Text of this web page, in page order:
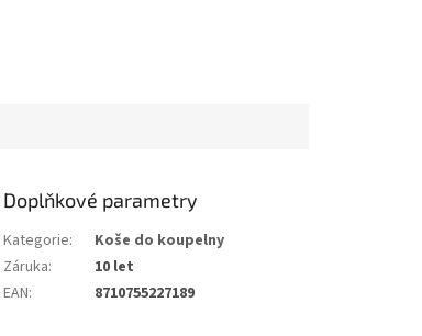
Doplňkové parametry
Kategorie:
Koše do koupelny
Záruka:
10 let
EAN: 8710755227189